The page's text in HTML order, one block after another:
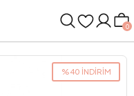
0
%40 İNDİRİM